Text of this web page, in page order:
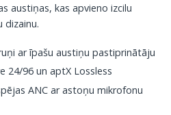
austiņas, kas apvieno izcilu
dizainu.
ar īpašu austiņu pastiprinātāju
24/96 un aptX Lossless
ANC ar astoņu mikrofonu